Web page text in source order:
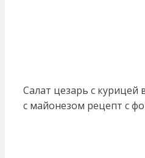
Салат цезарь с курицей
с майонезом рецепт с